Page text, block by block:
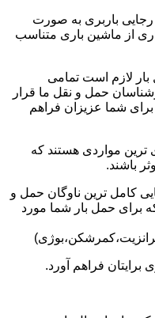
باربری به صورت
از ماشین باری متناسب
لازم است تمامی
حمل و نقل ما قرار
برای شما عزیزان فراهم
ترین مواردی هستند که
باشند.
کامل ترین ناوگان حمل و
برای حمل بار شما مورد
برایتان فراهم آورد.